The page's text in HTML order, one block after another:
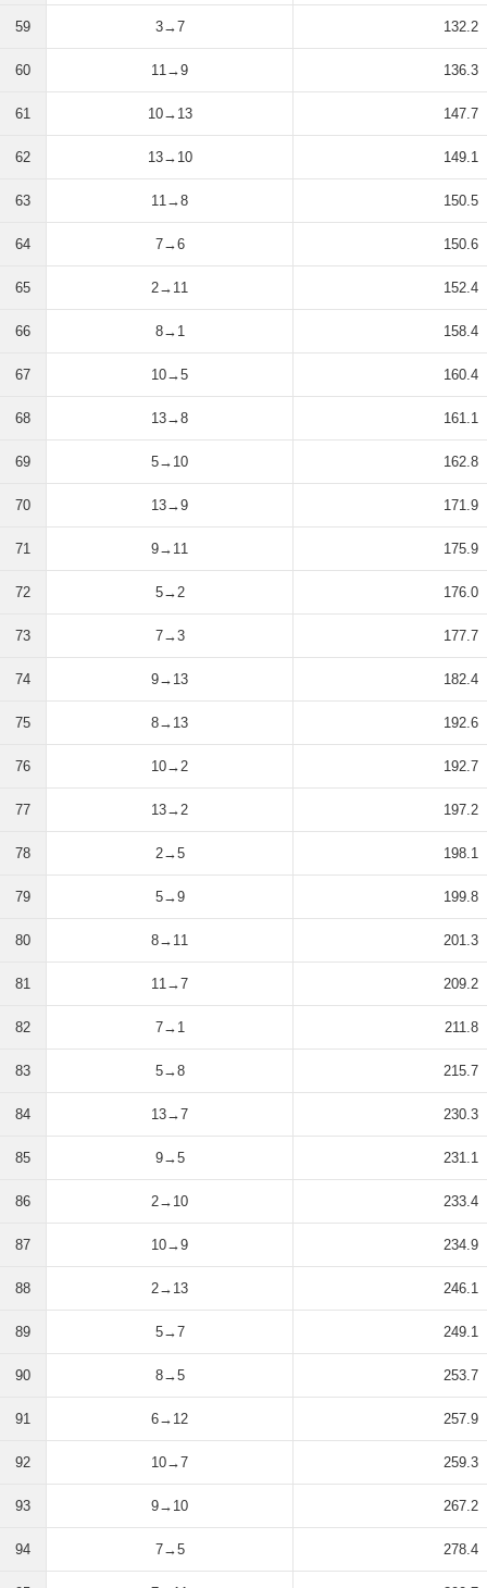
59 3→7 132.2
60 11→9 136.3
61 10→13 147.7
62 13→10 149.1
63 11→8 150.5
64 7→6 150.6
65 2→11 152.4
66 8→1 158.4
67 10→5 160.4
68 13→8 161.1
69 5→10 162.8
70 13→9 171.9
71 9→11 175.9
72 5→2 176.0
73 7→3 177.7
74 9→13 182.4
75 8→13 192.6
76 10→2 192.7
77 13→2 197.2
78 2→5 198.1
79 5→9 199.8
80 8→11 201.3
81 11→7 209.2
82 7→1 211.8
83 5→8 215.7
84 13→7 230.3
85 9→5 231.1
86 2→10 233.4
87 10→9 234.9
88 2→13 246.1
89 5→7 249.1
90 8→5 253.7
91 6→12 257.9
92 10→7 259.3
93 9→10 267.2
94 7→5 278.4